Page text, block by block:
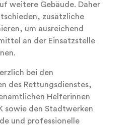
weitere Gebäude. Daher
zusätzliche
um ausreichend
an der Einsatzstelle
bei den
des Rettungsdienstes,
Helferinnen
sowie den Stadtwerken
und professionelle